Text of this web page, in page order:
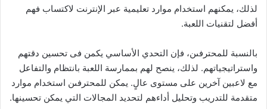
لذلك، يمكنهم استخدام موارد تعليمية عبر الإنترنت لاكتساب فهم
أفضل لتقنيات اللعبة.
بالنسبة للمحترفىن، فإن التحدي الأساسي يكمن فى تحسين دقتهم
واستراتيجياتهم. لذلك، ينصح لهم بممارسة اللعبة بانتظام والتفاعل
مع لاعبين آخرين على مستوى عالٍ. يمكن للمحترفىن استخدام موارد
متقدمة للتدريب وتحليل أداءهم لتحديد المجالات التي يمكن تحسينها.